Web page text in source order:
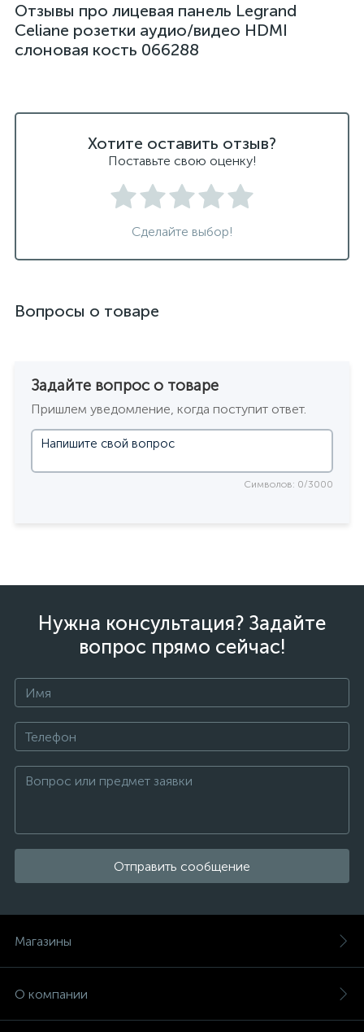
Отзывы про лицевая панель Legrand
Celiane розетки аудио/видео HDMI
слоновая кость 066288
Хотите оставить отзыв?
Поставьте свою оценку!
Сделайте выбор!
Вопросы о товаре
Задайте вопрос о товаре
Пришлем уведомление, когда поступит ответ.
Символов: 0/3000
Нужна консультация? Задайте
вопрос прямо сейчас!
Отправить сообщение
Магазины
О компании